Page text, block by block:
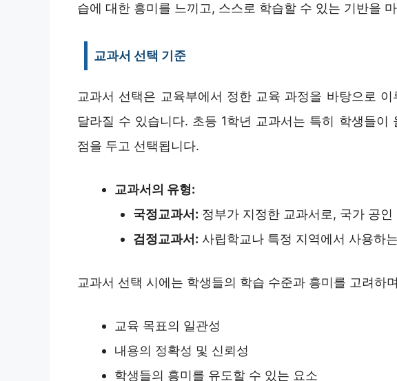
습에 대한 흥미를 느끼고, 스스로 학습할 수 있는 기반을
교과서 선택 기준
교과서 선택은 교육부에서 정한 교육 과정을 바탕으로
달라질 수 있습니다. 초등 1학년 교과서는 특히 학생들이
점을 두고 선택됩니다.
교과서의 유형:
국정교과서: 정부가 지정한 교과서로, 국가 공
검정교과서: 사립학교나 특정 지역에서 사용하
교과서 선택 시에는 학생들의 학습 수준과 흥미를 고려하
교육 목표의 일관성
내용의 정확성 및 신뢰성
학생들의 흥미를 유도할 수 있는 요소